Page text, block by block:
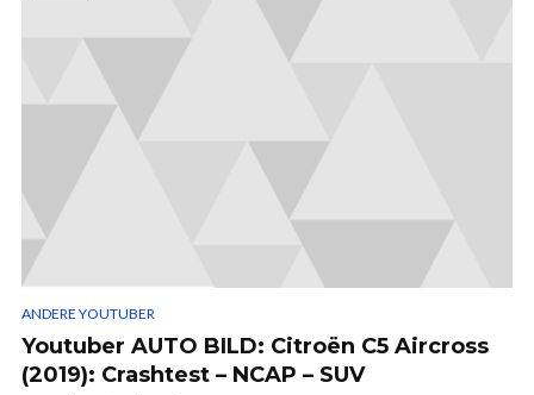
ANDERE YOUTUBER
Youtuber AUTO BILD: Citroën C5 Aircross
(2019): Crashtest – NCAP – SUV